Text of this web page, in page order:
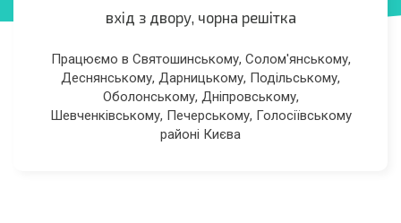
вхід з двору, чорна решітка
Працюємо в Святошинському, Солом'янському,
Деснянському, Дарницькому, Подільському,
Оболонському, Дніпровському,
Шевченківському, Печерському, Голосіївському
районі Києва